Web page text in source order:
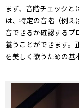
まず、音階チェックと
は、特定の音階（例
音できるか確認するプ
養うことができます。
を美しく歌うための基